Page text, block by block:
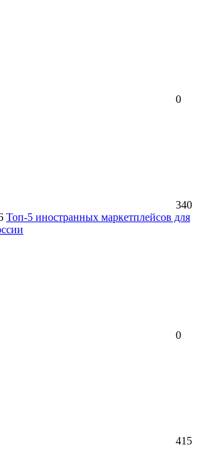
0
340
Топ-5 иностранных маркетплейсов для
0
415